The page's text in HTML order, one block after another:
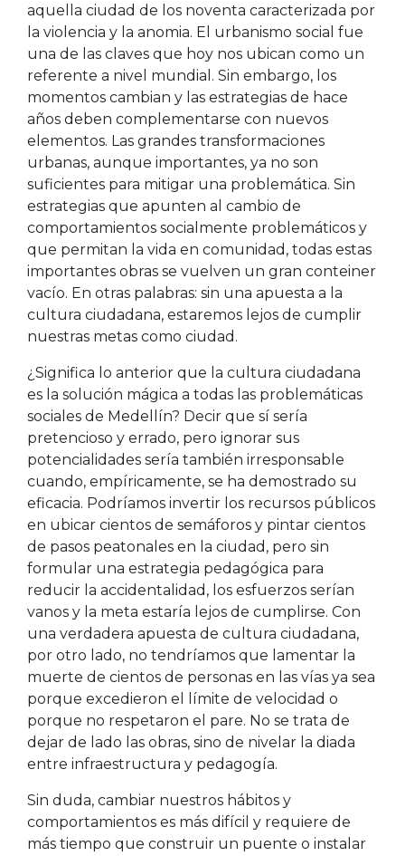
aquella ciudad de los noventa caracterizada por
la violencia y la anomia. El urbanismo social fue
una de las claves que hoy nos ubican como un
referente a nivel mundial. Sin embargo, los
momentos cambian y las estrategias de hace
años deben complementarse con nuevos
elementos. Las grandes transformaciones
urbanas, aunque importantes, ya no son
suficientes para mitigar una problemática. Sin
estrategias que apunten al cambio de
comportamientos socialmente problemáticos y
que permitan la vida en comunidad, todas estas
importantes obras se vuelven un gran conteiner
vacío. En otras palabras: sin una apuesta a la
cultura ciudadana, estaremos lejos de cumplir
nuestras metas como ciudad.
¿Significa lo anterior que la cultura ciudadana
es la solución mágica a todas las problemáticas
sociales de Medellín? Decir que sí sería
pretencioso y errado, pero ignorar sus
potencialidades sería también irresponsable
cuando, empíricamente, se ha demostrado su
eficacia. Podríamos invertir los recursos públicos
en ubicar cientos de semáforos y pintar cientos
de pasos peatonales en la ciudad, pero sin
formular una estrategia pedagógica para
reducir la accidentalidad, los esfuerzos serían
vanos y la meta estaría lejos de cumplirse. Con
una verdadera apuesta de cultura ciudadana,
por otro lado, no tendríamos que lamentar la
muerte de cientos de personas en las vías ya sea
porque excedieron el límite de velocidad o
porque no respetaron el pare. No se trata de
dejar de lado las obras, sino de nivelar la diada
entre infraestructura y pedagogía.
Sin duda, cambiar nuestros hábitos y
comportamientos es más difícil y requiere de
más tiempo que construir un puente o instalar